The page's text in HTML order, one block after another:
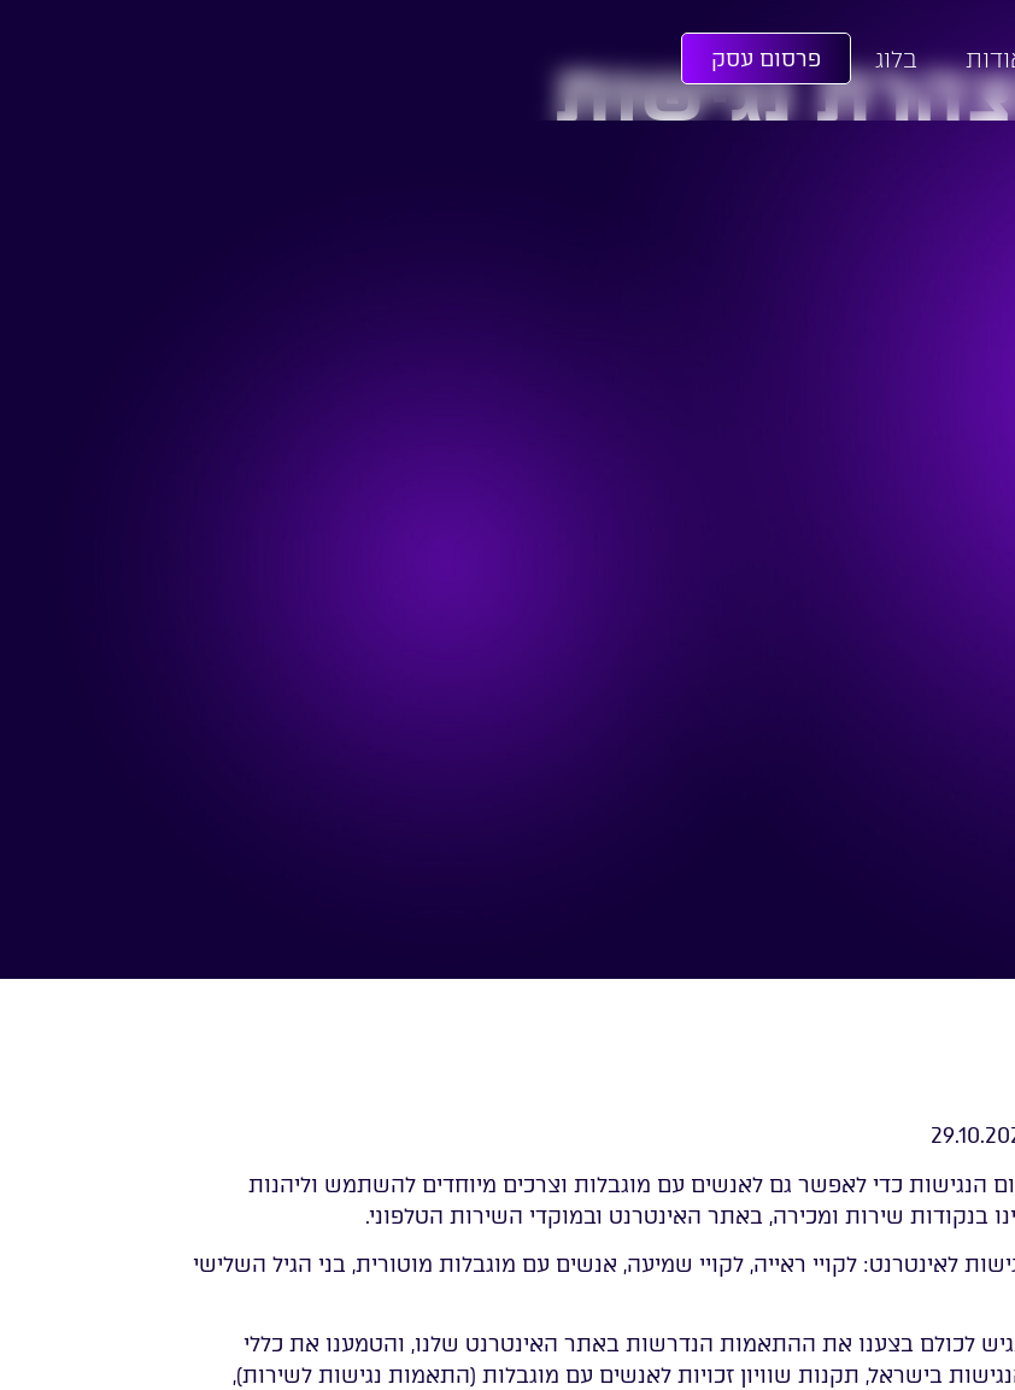
בלוג פרסום עסק
נגישות
הנגישות כדי לאפשר גם לאנשים עם מוגבלות וצרכים מיוחדים להשתמש וליהנות
בנקודות שירות ומכירה, באתר האינטרנט ובמוקדי השירות הטלפוני.
לאינטרנט: לקויי ראייה, לקויי שמיעה, אנשים עם מוגבלות מוטורית, בני הגיל השלישי
לכולם בצענו את ההתאמות הנדרשות באתר האינטרנט שלנו, והטמענו את כללי
בישראל, תקנות שוויון זכויות לאנשים עם מוגבלות (התאמות נגישות לשירות),